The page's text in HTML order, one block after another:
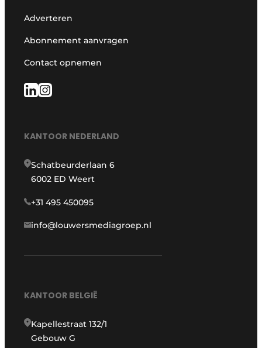
Adverteren
Abonnement aanvragen
Contact opnemen
KANTOOR NEDERLAND
Schatbeurderlaan 6
6002 ED Weert
+31 495 450095
info@louwersmediagroep.nl
KANTOOR BELGIË
Kapellestraat 132/1
Gebouw G